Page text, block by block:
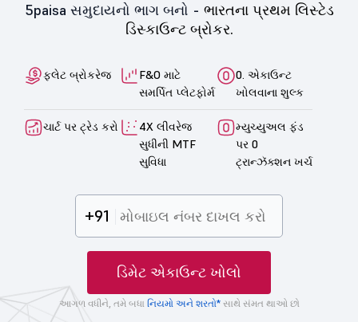
5paisa સમુદાયનો ભાગ બનો - ભારતના પ્રથમ લિસ્ટેડ
ડિસ્કાઉન્ટ બ્રોકર.
ફ્લેટ બ્રોકરેજ
F&O માટે
સમર્પિત પ્લેટફોર્મ
0. એકાઉન્ટ
ખોલવાના શુલ્ક
ચાર્ટ પર ટ્રેડ કરો
4X લીવરેજ
સુધીની MTF
સુવિધા
મ્યુચ્યુઅલ ફંડ
પર 0
ટ્રાન્ઝૅક્શન ખર્ચ
+91
ડિમેટ એકાઉન્ટ ખોલો
આગળ વધીને, તમે બધા નિયમો અને શરતો*સાથે સંમત થાઓ છો